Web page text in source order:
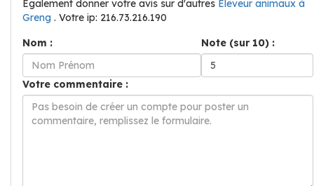
Également donner votre avis sur d'autres Eleveur animaux à
Greng . Votre ip: 216.73.216.190
Nom :
Note (sur 10) :
Votre commentaire :